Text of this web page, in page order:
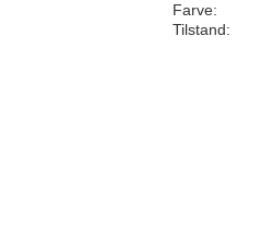
Farve:
Tilstand: